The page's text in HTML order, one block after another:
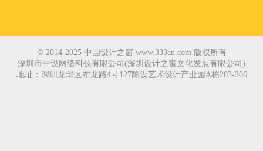
© 2014-2025 中国设计之窗 www.333cn.com 版权所有
深圳市中设网络科技有限公司(深圳设计之窗文化发展有限公司)
地址：深圳龙华区布龙路4号127陈设艺术设计产业园A栋203-206